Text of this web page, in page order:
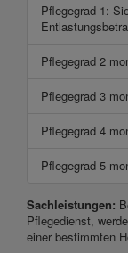
Pflegegrad 1:
Pflegegrad 2
Pflegegrad 3
Pflegegrad 4
Pflegegrad 5
Sachleistungen:
Pflegedienst,
einer bestimmten